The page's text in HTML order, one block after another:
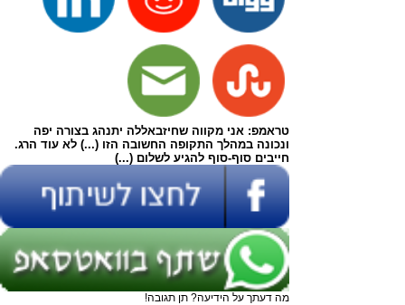
טראמפ: אני מקווה שחיזבאללה יתנהג בצורה יפה
ונכונה במהלך התקופה החשובה הזו (...) לא עוד הרג.
חייבים סוף‑סוף להגיע לשלום (...)
מה דעתך על הידיעה? תן תגובה!